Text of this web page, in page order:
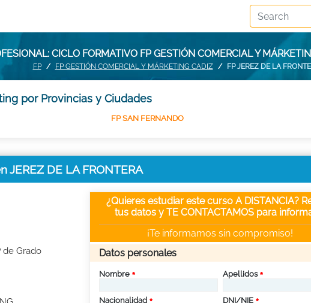
CICLO FORMATIVO FP GESTIÓN COMERCIAL Y
FP FP GESTIÓN COMERCIAL Y MÁRKETING CADIZ FP JEREZ DE LA
por Provincias y Ciudades
FP SAN FERNANDO
JEREZ DE LA FRONTERA
de Grado
¿Quieres estudiar este curso A DISTANCIA?
tus datos y TE CONTACTAMOS para
¡Te informamos sin compromiso!
Datos personales
Nombre Apellidos
Nacionalidad DNI/NIE